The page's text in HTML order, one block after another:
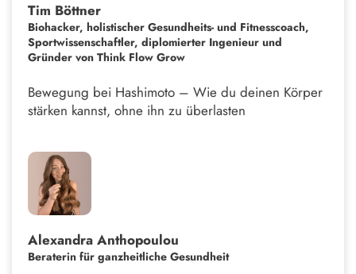
Tim Böttner
Biohacker, holistischer Gesundheits- und Fitnesscoach,
Sportwissenschaftler, diplomierter Ingenieur und
Gründer von Think Flow Grow
Bewegung bei Hashimoto – Wie du deinen Körper
stärken kannst, ohne ihn zu überlasten
Alexandra Anthopoulou
Beraterin für ganzheitliche Gesundheit